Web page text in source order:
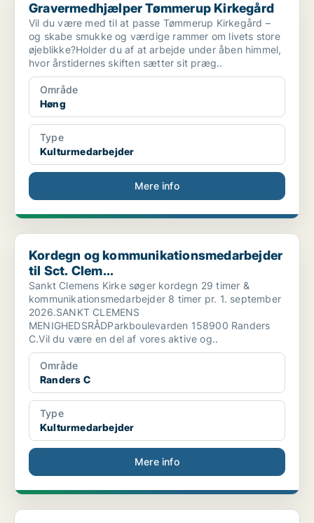
Gravermedhjælper Tømmerup Kirkegård
Vil du være med til at passe Tømmerup Kirkegård –
og skabe smukke og værdige rammer om livets store
øjeblikke?Holder du af at arbejde under åben himmel,
hvor årstidernes skiften sætter sit præg..
Område
Høng
Type
Kulturmedarbejder
Mere info
Kordegn og kommunikationsmedarbejder til Sct. Clem...
Kordegn og kommunikationsmedarbejder
til Sct. Clem...
Sankt Clemens Kirke søger kordegn 29 timer &
kommunikationsmedarbejder 8 timer pr. 1. september
2026.SANKT CLEMENS
MENIGHEDSRÅDParkboulevarden 158900 Randers
C.Vil du være en del af vores aktive og..
Område
Randers C
Type
Kulturmedarbejder
Mere info
Deltidsorganist i Hedehusene Kirke